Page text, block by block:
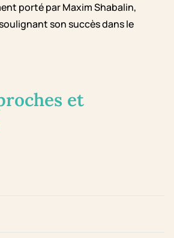
porté par Maxim Shabalin,
son succès dans le
et